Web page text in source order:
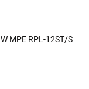
MPE RPL-12ST/S